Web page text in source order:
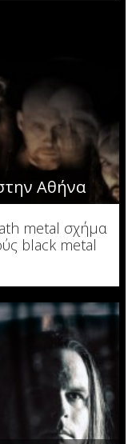
Αθήνα
metal σχήμα
black metal